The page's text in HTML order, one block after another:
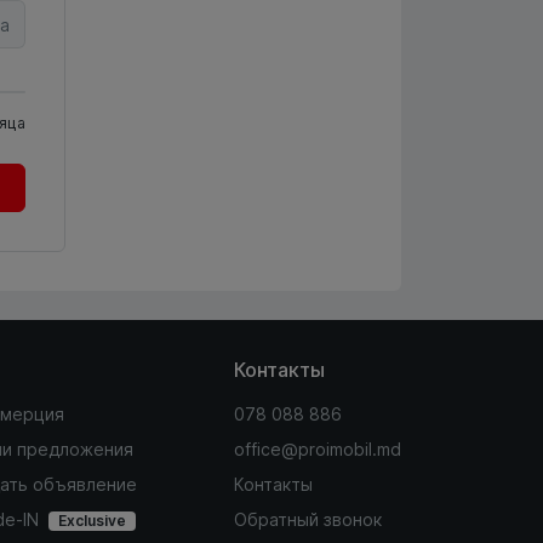
предложения
объявление
IN
Exclusive
Контакты
078 088 886
office@proimobil.md
Контакты
Обратный звонок